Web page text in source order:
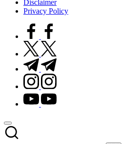
Disclaimer
Privacy Policy
facebook.com
twitter.com
t.me
instagram.com
youtube.com